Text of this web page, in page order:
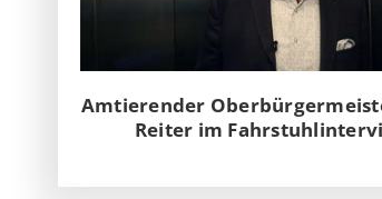
Amtierender
Reiter im